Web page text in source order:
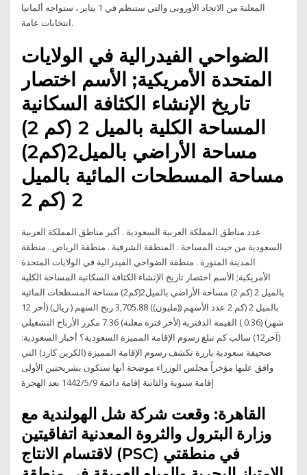
المعلنة من الاتحاد الأوروبى والتي ستنظم في 1 يناير ، ستواجه ألمانيا
انتخابات عامة.
الضواحي الفيدرالية في الولايات
المتحدة الأمريكية; الأسم اختصار
تاريخ الإنشاء الكثافة السكانية
المساحة الكلية بالميل 2 (كم 2)
مساحة الأراضي بالميل2(كم2)
مساحة المسطحات المائية بالميل
2 (كم 2
عدد مناطق المملكة العربية السعودية . أكبر مناطق المملكة العربية
السعودية من حيث المساحة . المنطقة الشرقية . منطقة الرياض . منطقة
المدينة المنورة . منطقة الضواحي الفيدرالية في الولايات المتحدة
الأمريكية; الأسم اختصار تاريخ الإنشاء الكثافة السكانية المساحة الكلية
بالميل 2 (كم 2) مساحة الأراضي بالميل2(كم2) مساحة المسطحات المائية
بالميل 2 (كم 2 عدد الأسهم ((مليون)) 3,705.88 ربح السهم ( ريال) (أخر 12
شهر) (0.36 ) القيمة الدفترية (لأخر فترة معلنة) 7.36 مكرر الأرباح التشغيلي
(آخر12) سالب كم تبلغ رسوم الإقامة المميزة السعودية؟ أخبار السعودية:
صحيفة سعودية بارزة تكشف رسوم الإقامة المميزة (الكرين كارد) التي
وافق عليها مؤخراً مجلس الوزراء موضحة أنها ستكون بشريحتين الأولى
إقامة سنوية والثانية إقامة دائمة 9‏‏/5‏‏/1442 بعد الهجرة
القاهرة: وقعت شركة شل الهولندية مع
وزارة البترول والثروة المعدنية اتفاقيتين
لاقتسام الانتاج (PSC) في منطقتي